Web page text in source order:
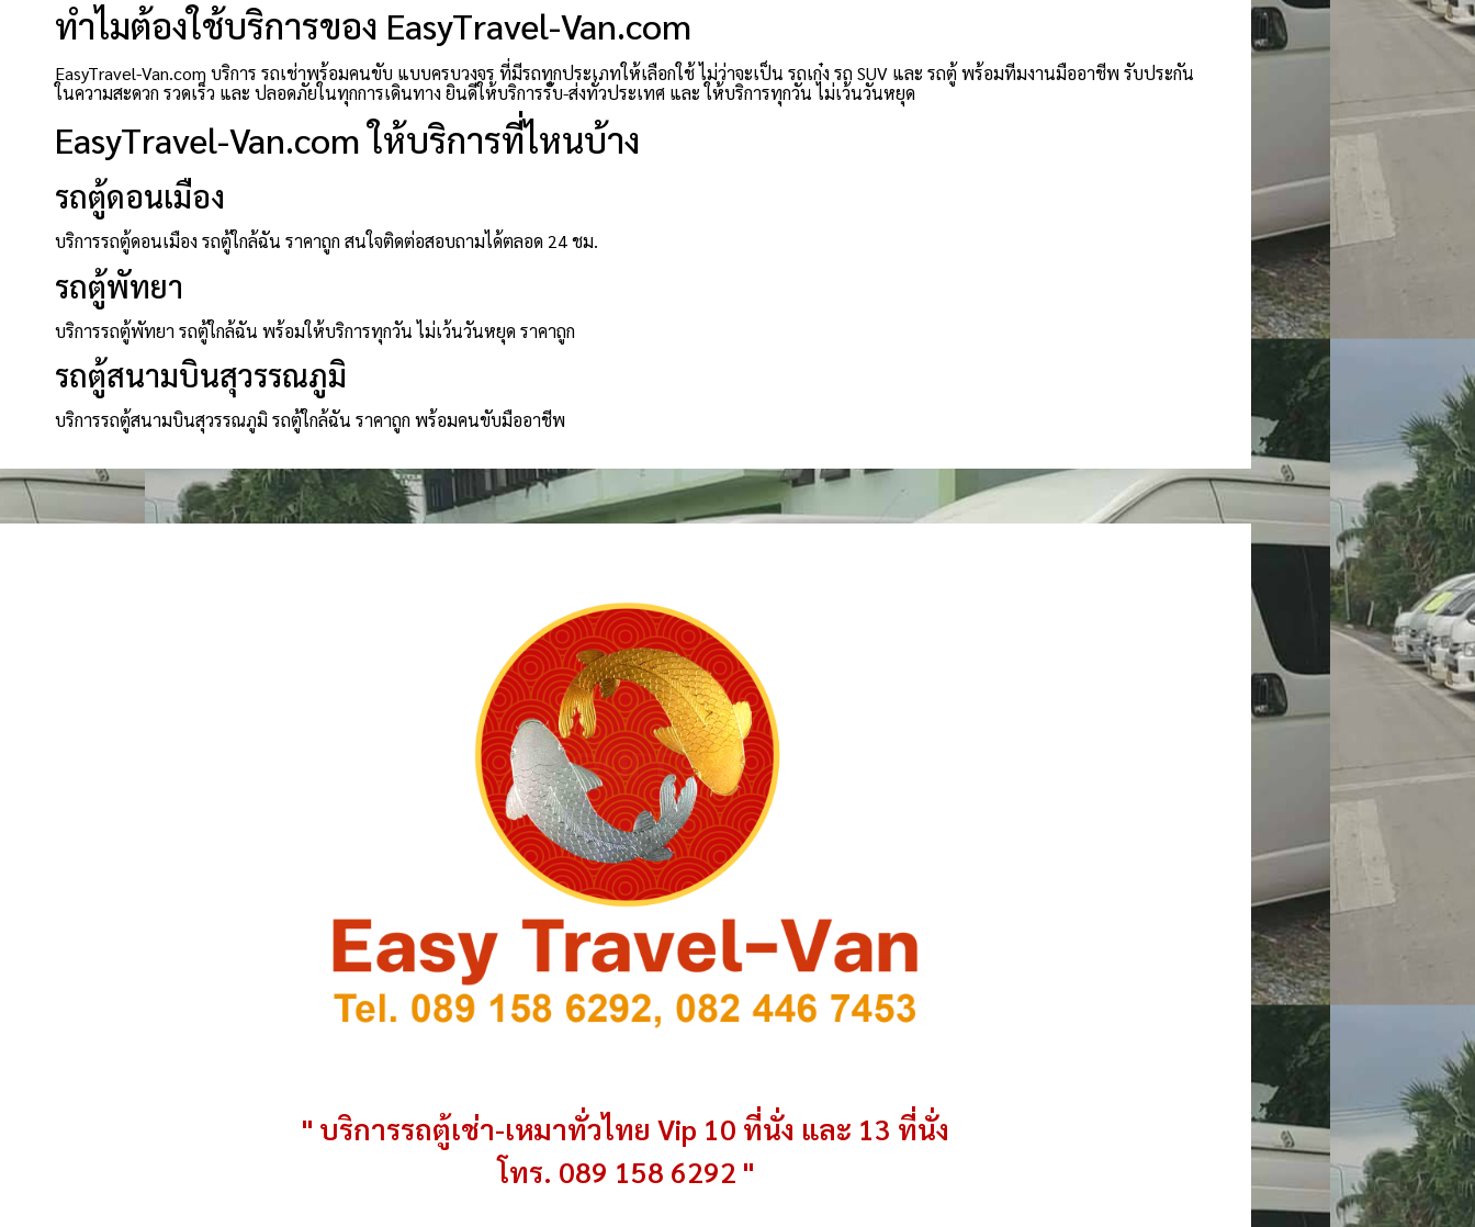
ทำไมต้องใช้บริการของ EasyTravel-Van.com
EasyTravel-Van.com บริการ รถเช่าพร้อมคนขับ แบบครบวงจร ที่มีรถทุกประเภทให้เลือกใช้ ไม่ว่าจะเป็น รถเก๋ง รถ SUV และ รถตู้ พร้อมทีมงานมืออาชีพ รับประกัน
ในความสะดวก รวดเร็ว และ ปลอดภัยในทุกการเดินทาง ยินดีให้บริการรับ-ส่งทั่วประเทศ และ ให้บริการทุกวัน ไม่เว้นวันหยุด
EasyTravel-Van.com ให้บริการที่ไหนบ้าง
รถตู้ดอนเมือง
บริการรถตู้ดอนเมือง รถตู้ใกล้ฉัน ราคาถูก สนใจติดต่อสอบถามได้ตลอด 24 ชม.
รถตู้พัทยา
บริการรถตู้พัทยา รถตู้ใกล้ฉัน พร้อมให้บริการทุกวัน ไม่เว้นวันหยุด ราคาถูก
รถตู้สนามบินสุวรรณภูมิ
บริการรถตู้สนามบินสุวรรณภูมิ รถตู้ใกล้ฉัน ราคาถูก พร้อมคนขับมืออาชีพ
" บริการรถตู้เช่า-เหมาทั่วไทย Vip 10 ที่นั่ง และ 13 ที่นั่ง
โทร. 089 158 6292 "